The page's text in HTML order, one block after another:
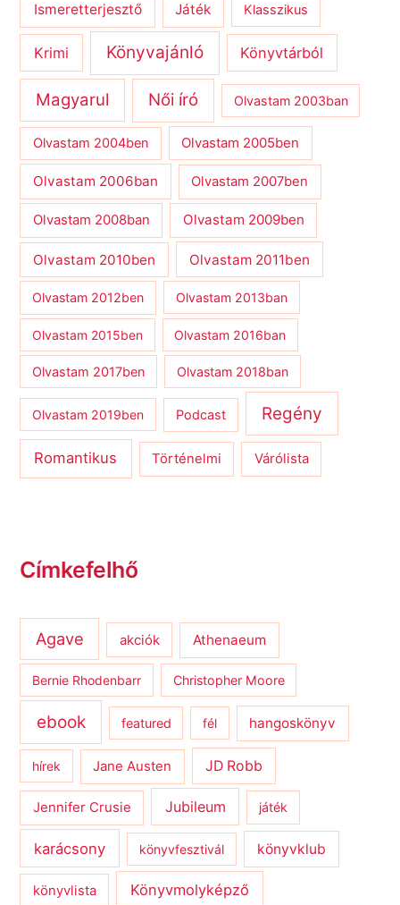
Ismeretterjesztő Játék Klasszikus
Krimi Könyvajánló Könyvtárból
Magyarul Női író Olvastam 2003ban
Olvastam 2004ben Olvastam 2005ben
Olvastam 2006ban Olvastam 2007ben
Olvastam 2008ban Olvastam 2009ben
Olvastam 2010ben Olvastam 2011ben
Olvastam 2012ben Olvastam 2013ban
Olvastam 2015ben Olvastam 2016ban
Olvastam 2017ben Olvastam 2018ban
Olvastam 2019ben Podcast Regény
Romantikus Történelmi Várólista
Címkefelhő
Agave akciók Athenaeum
Bernie Rhodenbarr Christopher Moore
ebook featured fél hangoskönyv
hírek Jane Austen JD Robb
Jennifer Crusie Jubileum játék
karácsony könyvfesztivál könyvklub
könyvlista Könyvmolyképző